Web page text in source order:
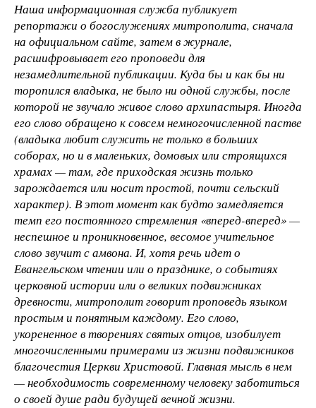
Наша информационная служба публикует
репортажи о богослужениях митрополита, сначала
на официальном сайте, затем в журнале,
расшифровывает его проповеди для
незамедлительной публикации. Куда бы и как бы ни
торопился владыка, не было ни одной службы, после
которой не звучало живое слово архипастыря. Иногда
его слово обращено к совсем немногочисленной пастве
(владыка любит служить не только в больших
соборах, но и в маленьких, домовых или строящихся
храмах — там, где приходская жизнь только
зарождается или носит простой, почти сельский
характер). В этот момент как будто замедляется
темп его постоянного стремления «вперед-вперед» —
неспешное и проникновенное, весомое учительное
слово звучит с амвона. И, хотя речь идет о
Евангельском чтении или о празднике, о событиях
церковной истории или о великих подвижниках
древности, митрополит говорит проповедь языком
простым и понятным каждому. Его слово,
укорененное в творениях святых отцов, изобилует
многочисленными примерами из жизни подвижников
благочестия Церкви Христовой. Главная мысль в нем
— необходимость современному человеку заботиться
о своей душе ради будущей вечной жизни.